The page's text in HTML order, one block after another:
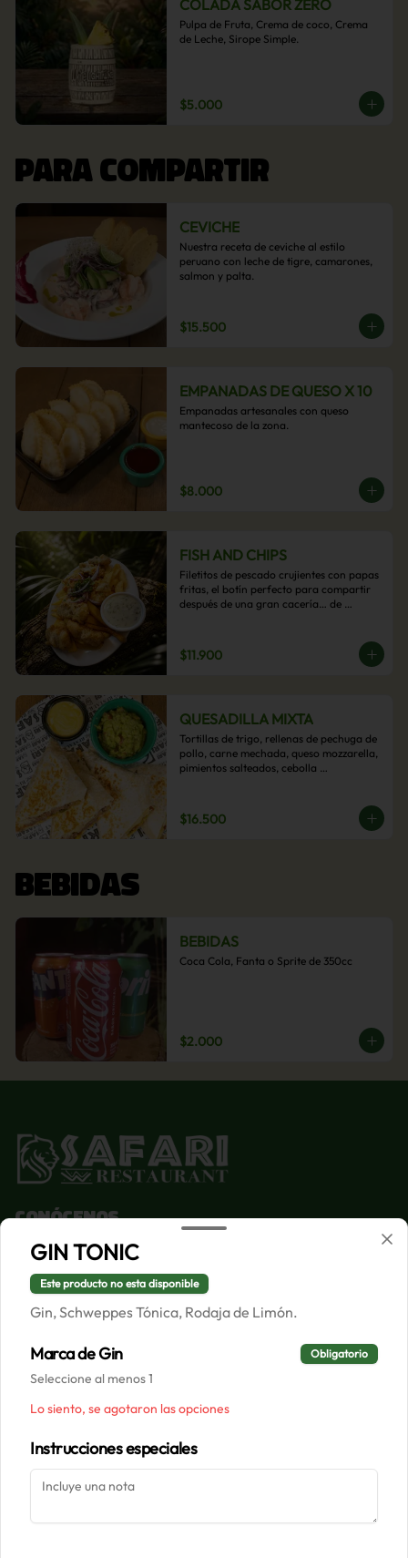
COLADA SABOR ZERO
Pulpa de Fruta, Crema de coco, Crema
de Leche, Sirope Simple.
$5.000
PARA COMPARTIR
CEVICHE
Nuestra receta de ceviche al estilo
peruano con leche de tigre, camarones,
salmon y palta.
$15.500
EMPANADAS DE QUESO X 10
Empanadas artesanales con queso
mantecoso de la zona.
$8.000
FISH AND CHIPS
Filetitos de pescado crujientes con papas
fritas, el botín perfecto para compartir
después de una gran cacería… de
$11.900
QUESADILLA MIXTA
Tortillas de trigo, rellenas de pechuga de
pollo, carne mechada, queso mozzarella,
pimientos salteados, cebolla
$16.500
BEBIDAS
BEBIDAS
Coca Cola, Fanta o Sprite de 350cc
$2.000
Conócenos
Despacho
Términos y condiciones
Política de privacidad
Redes sociales
Instagram
Facebook
Mi cuenta
Iniciar sesión
GIN TONIC
Este producto no esta disponible
Gin, Schweppes Tónica, Rodaja de Limón.
Marca de Gin Obligatorio
Seleccione al menos 1
Lo siento, se agotaron las opciones
Instrucciones especiales